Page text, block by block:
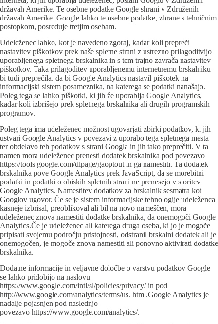
državah Amerike. Te osebne podatke Google shrani v Združenih
državah Amerike. Google lahko te osebne podatke, zbrane s tehničnim
postopkom, posreduje tretjim osebam.
Udeleženec lahko, kot je navedeno zgoraj, kadar koli prepreči
nastavitev piškotkov prek naše spletne strani z ustrezno prilagoditvijo
uporabljenega spletnega brskalnika in s tem trajno zavrača nastavitev
piškotkov. Taka prilagoditev uporabljenemu internetnemu brskalniku
bi tudi preprečila, da bi Google Analytics nastavil piškotek na
informacijski sistem posameznika, na katerega se podatki nanašajo.
Poleg tega se lahko piškotki, ki jih že uporablja Google Analytics,
kadar koli izbrišejo prek spletnega brskalnika ali drugih programskih
programov.
Poleg tega ima udeleženec možnost ugovarjati zbirki podatkov, ki jih
ustvari Google Analytics v povezavi z uporabo tega spletnega mesta
ter obdelavo teh podatkov s strani Googla in jih tako preprečiti. V ta
namen mora udeleženec prenesti dodatek brskalnika pod povezavo
https://tools.google.com/dlpage/gaoptout in ga namestiti. Ta dodatek
brskalnika pove Google Analytics prek JavaScript, da se morebitni
podatki in podatki o obiskih spletnih strani ne prenesejo v storitev
Google Analytics. Namestitev dodatkov za brskalnik sesmatra kot
Googlov ugovor. Če se je sistem informacijske tehnologije udeleženca
kasneje izbrisal, preoblikoval ali bil na novo nameščen, mora
udeleženec znova namestiti dodatke brskalnika, da onemogoči Google
Analytics.Če je udeleženec ali katerega druga oseba, ki jo je mogoče
pripisati svojemu področju pristojnosti, odstranil brskalni dodatek ali je
onemogočen, je mogoče znova namestiti ali ponovno aktivirati dodatke
brskalnika.
Dodatne informacije in veljavne določbe o varstvu podatkov Google
se lahko pridobijo na naslovu
https://www.google.com/intl/sl/policies/privacy/ in pod
http://www.google.com/analytics/terms/us. html.Google Analytics je
nadalje pojasnjen pod naslednjo
povezavo https://www.google.com/analytics/.